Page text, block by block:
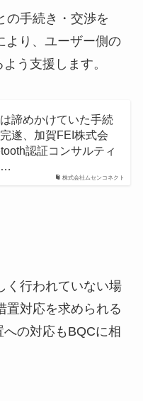
の手続き・交渉を
より、ユーザー側の
う支援します。
株式会社ムセンコネクト
諦めかけていた手続
遂、加賀FEI株式会
認証コンサルティ
…
く行われていない場
置対応を求められる
の対応もBQCに相